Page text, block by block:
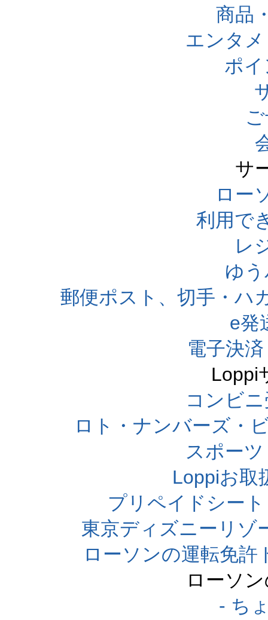
商品
エンタ
ポ
サ
ロー
利用で
レ
ゆ
郵便ポスト、切手・ハ
e発
電子決
Loppi
コンビ
ロト・ナンバーズ・
スポー
Loppiお取
プリペイドシー
東京ディズニーリゾ
ローソンの運転免
ローソ
- ち